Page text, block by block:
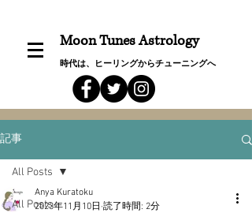
Moon Tunes Astrology
時代は、ヒーリングからチューニングへ
記事
All Posts
All Posts
Anya Kuratoku
2023年11月10日 読了時間: 2分